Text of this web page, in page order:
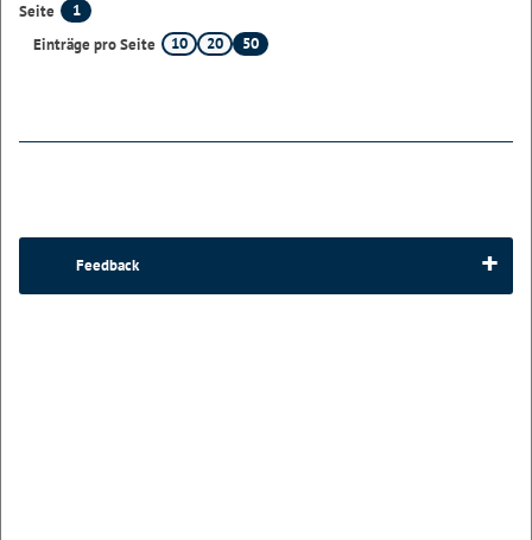
Seite
1
Einträge pro Seite
10 20 50
Feedback